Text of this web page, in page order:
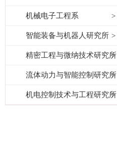
机械电子工程系
智能装备与机器人研究所
精密工程与微纳技术研究所
流体动力与智能控制研究所
机电控制技术与工程研究所